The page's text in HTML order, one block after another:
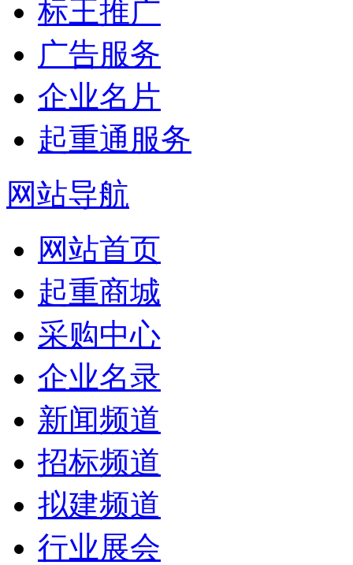
标王推广
广告服务
企业名片
起重通服务
网站导航
网站首页
起重商城
采购中心
企业名录
新闻频道
招标频道
拟建频道
行业展会